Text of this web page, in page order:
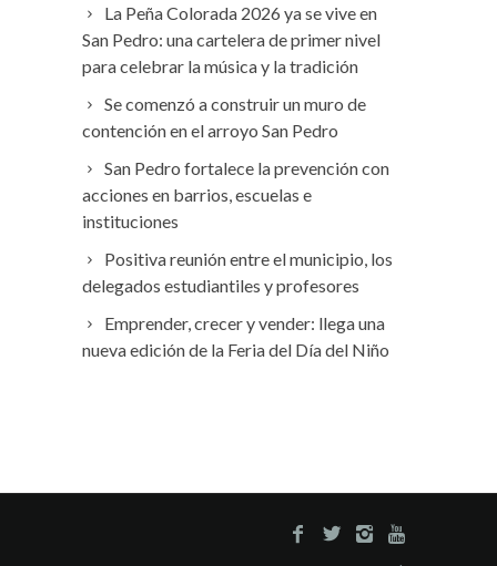
La Peña Colorada 2026 ya se vive en
San Pedro: una cartelera de primer nivel
para celebrar la música y la tradición
Se comenzó a construir un muro de
contención en el arroyo San Pedro
San Pedro fortalece la prevención con
acciones en barrios, escuelas e
instituciones
Positiva reunión entre el municipio, los
delegados estudiantiles y profesores
Emprender, crecer y vender: llega una
nueva edición de la Feria del Día del Niño